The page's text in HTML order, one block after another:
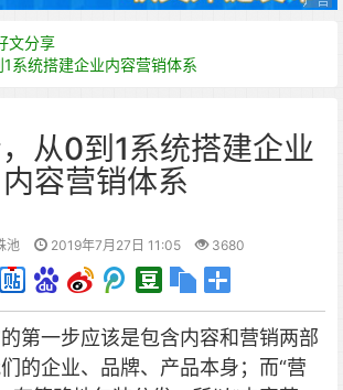
文分享
系统搭建企业内容营销体系
从0到1系统搭建企业
内容营销体系
池 2019年7月27日 11:05 3680
第一步应该是包含内容和营销两部
的企业、品牌、产品本身；而“营